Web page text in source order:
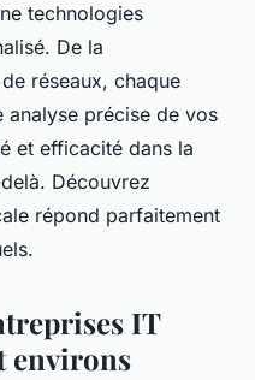
technologies
De la
réseaux, chaque
analyse précise de vos
et efficacité dans la
Découvrez
répond parfaitement
IT
environs